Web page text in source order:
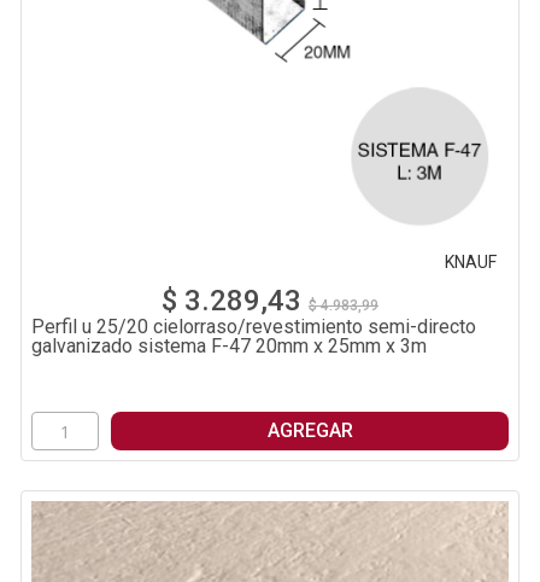
KNAUF
$ 3.289,43 $ 4.983,99
Perfil u 25/20 cielorraso/revestimiento semi-directo
galvanizado sistema F-47 20mm x 25mm x 3m
AGREGAR